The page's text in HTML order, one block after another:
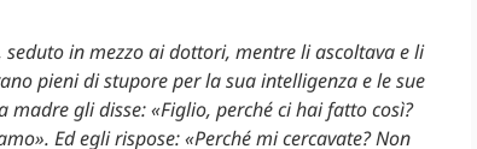
in mezzo ai dottori, mentre li ascoltava e li
pieni di stupore per la sua intelligenza e le sue
gli disse: «Figlio, perché ci hai fatto così?
Ed egli rispose: «Perché mi cercavate? Non